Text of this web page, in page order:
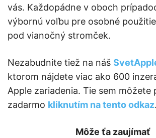
vás. Každopádne v oboch
výbornú voľbu pre osobné
pod vianočný stromček.
Nezabudnite tiež na náš
ktorom nájdete viac ako 600
Apple zariadenia. Tie sem môžete
zadarmo kliknutím na tento odkaz.
Môže ťa zaujímať